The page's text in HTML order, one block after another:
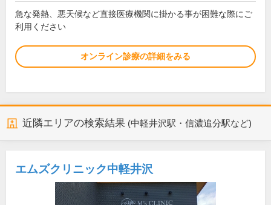
急な発熱、悪天候など直接医療機関に掛かる事が困難な際にご
利用ください
オンライン診療の詳細をみる
近隣エリアの検索結果 (中軽井沢駅・信濃追分駅など)
エムズクリニック中軽井沢